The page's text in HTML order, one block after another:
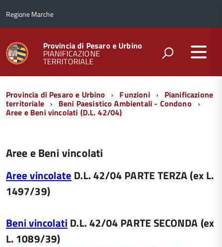
Regione Marche
Provincia di Pesaro e Urbino
PIANIFICAZIONE
TERRITORIALE
Menu
di
navigazione
Provincia di Pesaro e Urbino Funzioni Pianificazione
territoriale Beni Paesistico Ambientali - Condono
Aree e Beni vincolati (D.L. 42/04)
Aree e Beni vincolati
Aree vincolate D.L. 42/04 PARTE TERZA (ex L.
1497/39)
Beni vincolatiD.L. 42/04 PARTE SECONDA (ex
L. 1089/39)